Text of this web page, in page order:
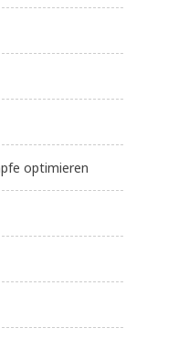
optimieren